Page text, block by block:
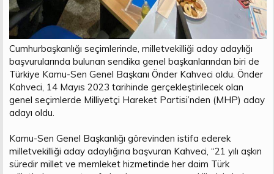
Cumhurbaşkanlığı seçimlerinde, milletvekilliği aday adaylığı
başvurularında bulunan sendika genel başkanlarından biri de
Türkiye Kamu-Sen Genel Başkanı Önder Kahveci oldu. Önder
Kahveci, 14 Mayıs 2023 tarihinde gerçekleştirilecek olan
genel seçimlerde Milliyetçi Hareket Partisi’nden (MHP) aday
adayı oldu.
Kamu-Sen Genel Başkanlığı görevinden istifa ederek
milletvekilliği aday adaylığına başvuran Kahveci, “21 yılı aşkın
süredir millet ve memleket hizmetinde her daim Türk